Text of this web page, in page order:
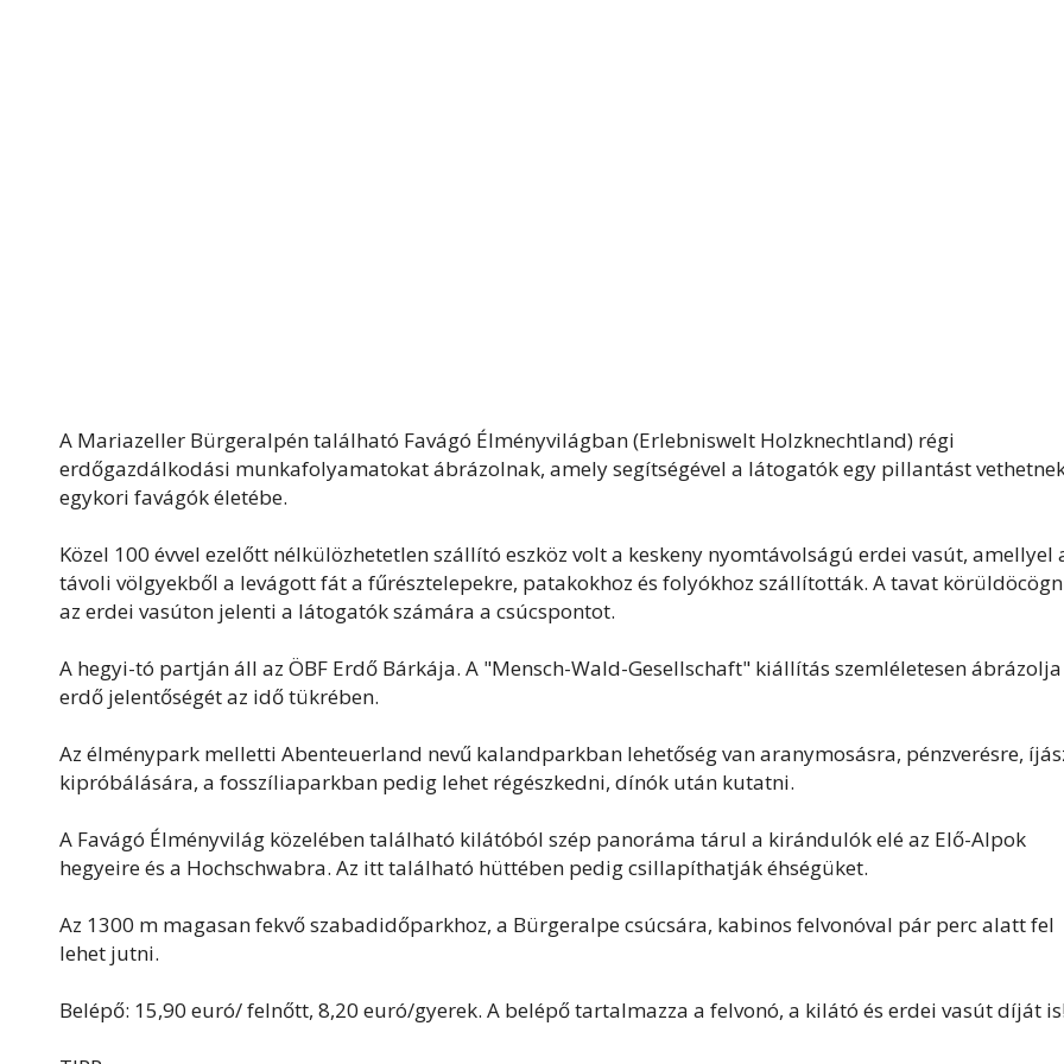
A Mariazeller Bürgeralpén található Favágó Élményvilágban (Erlebniswelt Holzknechtland) régi
erdőgazdálkodási munkafolyamatokat ábrázolnak, amely segítségével a látogatók egy pillantást
egykori favágók életébe.
Közel 100 évvel ezelőtt nélkülözhetetlen szállító eszköz volt a keskeny nyomtávolságú erdei vasút, amellyel
távoli völgyekből a levágott fát a fűrésztelepekre, patakokhoz és folyókhoz szállították. A tavat
az erdei vasúton jelenti a látogatók számára a csúcspontot.
A hegyi-tó partján áll az ÖBF Erdő Bárkája. A "Mensch-Wald-Gesellschaft" kiállítás szemléletesen
erdő jelentőségét az idő tükrében.
Az élménypark melletti Abenteuerland nevű kalandparkban lehetőség van aranymosásra, pénzverésre,
kipróbálására, a fosszíliaparkban pedig lehet régészkedni, dínók után kutatni.
A Favágó Élményvilág közelében található kilátóból szép panoráma tárul a kirándulók elé az Elő-Alpok
hegyeire és a Hochschwabra. Az itt található hüttében pedig csillapíthatják éhségüket.
Az 1300 m magasan fekvő szabadidőparkhoz, a Bürgeralpe csúcsára, kabinos felvonóval pár perc alatt fel
lehet jutni.
Belépő: 15,90 euró/ felnőtt, 8,20 euró/gyerek. A belépő tartalmazza a felvonó, a kilátó és erdei vasút díját